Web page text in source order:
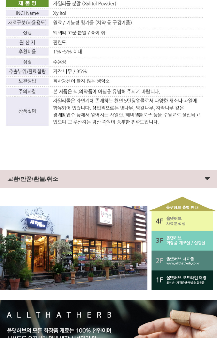
교환/반품/환불/취소